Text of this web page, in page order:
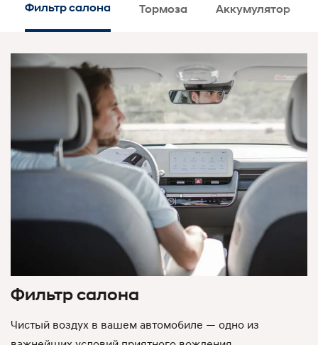
Фильтр салона Тормоза Аккумулятор
Фильтр салона
Чистый воздух в вашем автомобиле — одно из